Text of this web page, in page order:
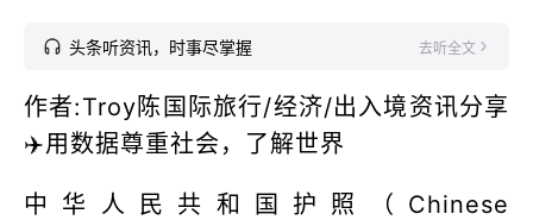
头条听资讯，时事尽掌握 去听全文
作者:Troy陈国际旅行/经济/出入境资讯分享
✈️用数据尊重社会，了解世界
中华人民共和国护照（Chinese